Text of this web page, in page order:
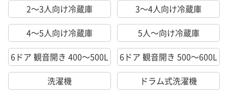
2～3人向け冷蔵庫
3～4人向け冷蔵庫
4～5人向け冷蔵庫
5人～向け冷蔵庫
6ドア 観音開き 400～500L
6ドア 観音開き 500～600L
洗濯機
ドラム式洗濯機